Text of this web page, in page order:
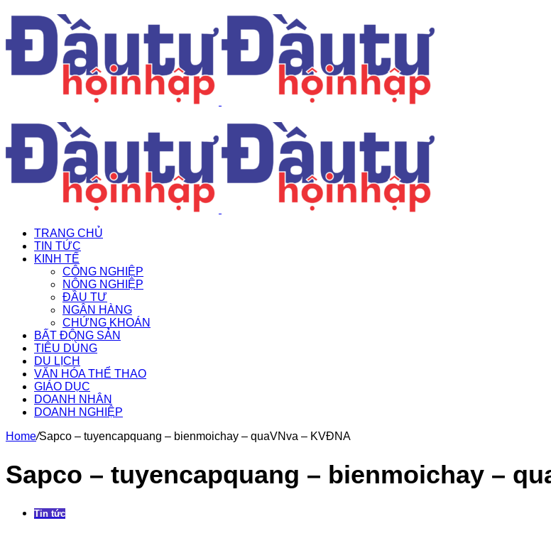
TRANG CHỦ
TIN TỨC
KINH TẾ
CÔNG NGHIỆP
NÔNG NGHIỆP
ĐẦU TƯ
NGÂN HÀNG
CHỨNG KHOÁN
BẤT ĐỘNG SẢN
TIÊU DÙNG
DU LỊCH
VĂN HÓA THỂ THAO
GIÁO DỤC
DOANH NHÂN
DOANH NGHIỆP
Home/Sapco – tuyencapquang – bienmoichay – quaVNva – KVĐNA
Sapco – tuyencapquang – bienmoichay –
Tin tức